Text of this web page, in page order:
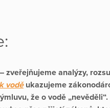
– zveřejňujeme analýzy,
voděukazujeme
že o vodě „nevěděli“.